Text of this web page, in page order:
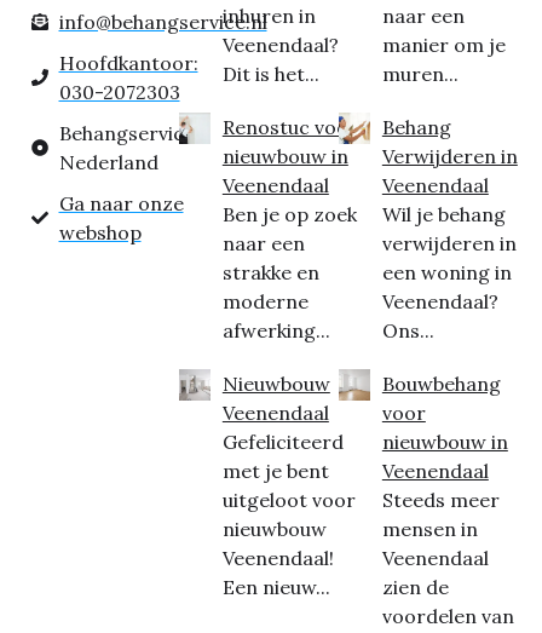
info@behangservice.nl
Hoofdkantoor:
030-2072303
Behangservice
Nederland
Ga naar onze
webshop
inhuren in
Veenendaal?
Dit is het...
Renostuc voor
nieuwbouw in
Veenendaal
Ben je op zoek
naar een
strakke en
moderne
afwerking...
Nieuwbouw
Veenendaal
Gefeliciteerd
met je bent
uitgeloot voor
nieuwbouw
Veenendaal!
Een nieuw...
naar een
manier om je
muren...
Behang
Verwijderen in
Veenendaal
Wil je behang
verwijderen in
een woning in
Veenendaal?
Ons...
Bouwbehang
voor
nieuwbouw in
Veenendaal
Steeds meer
mensen in
Veenendaal
zien de
voordelen van